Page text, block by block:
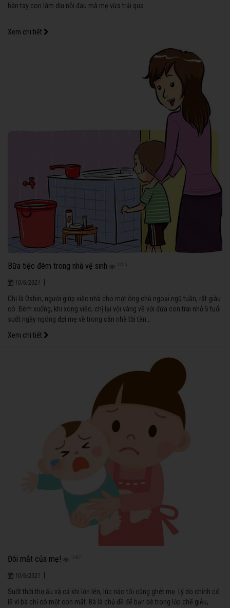
bàn tay con làm dịu nỗi đau mà mẹ vừa trải qua.
Xem chi tiết
Bữa tiệc đêm trong nhà vệ sinh
10/6/2021
Chị là Oshin, người giúp việc nhà cho một ông chủ ngoại ngũ tuần, rất giàu
có. Đêm xuống, khi xong việc, chị lại vội vàng về với đứa con trai nhỏ 5 tuổi
suốt ngày ngóng đợi mẹ về trong căn nhà tồi tàn…
Xem chi tiết
Đôi mắt của mẹ! 1287
10/6/2021
Suốt thời thơ ấu và cả khi lớn lên, lúc nào tôi cũng ghét mẹ. Lý do chính có
lẽ vì bà chỉ có một con mắt. Bà là chủ đề để bạn bè trong lớp chế giễu,